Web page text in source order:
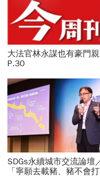
大法官林永謀也有豪門
P.30
SDGs永續城市交流論壇
「寧願去載豬、豬不會打